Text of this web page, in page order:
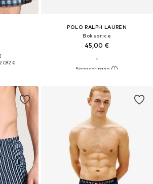
27,92 €
POLO RALPH LAUREN
Boksarice
45,00 €